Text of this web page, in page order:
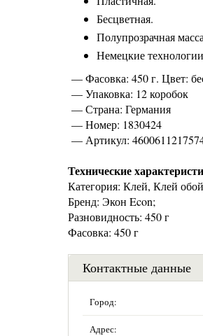
Бесцветная.
Полупрозрачная
Немецкие
— Фасовка: 450 г. Цвет:
— Упаковка: 12 коробок
— Страна: Германия
— Номер: 1830424
— Артикул:
Технические
Категория: Клей, Клей
Бренд: Экон Econ;
Разновидность: 450 г
Фасовка: 450 г
Контактные данные
Город:
Адрес: